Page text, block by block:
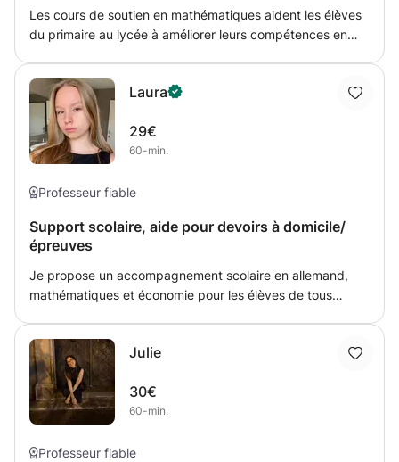
mathématique.
Les cours de soutien en mathématiques aident les élèves
du primaire au lycée à améliorer leurs compétences en
pratiques pour surmonter les difficultés.
Laura
29€
60-min.
Professeur fiable
Support scolaire, aide pour devoirs à domicile/
épreuves
Je propose un accompagnement scolaire en allemand,
mathématiques et économie pour les élèves de tous
résultats scolaires et développer une méthode de travail
efficace. En allemand, nous travaillons la grammaire, le
vocabulaire, la compréhension écrite et orale ainsi que
l’expression. En mathématiques, nous abordons les
problèmes. En économie, nous étudions les notions
Julie
30€
60-min.
Professeur fiable